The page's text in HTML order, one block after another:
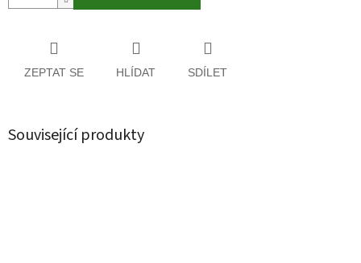
ZEPTAT SE HLÍDAT SDÍLET
Související produkty